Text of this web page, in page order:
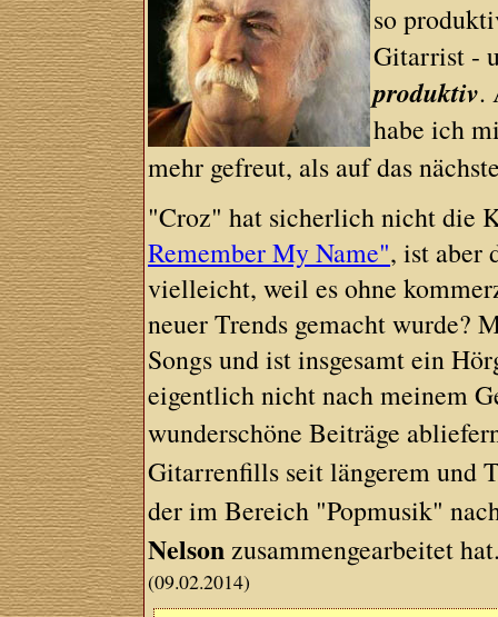
so
Gitarrist -
produktiv.
habe ich
mehr gefreut, als auf das
"Croz" hat sicherlich nicht die
Remember My Name", ist aber
vielleicht, weil es ohne
neuer Trends gemacht wurde?
Songs und ist insgesamt ein
eigentlich nicht nach meinem
wunderschöne Beiträge
Gitarrenfills seit längerem und
der im Bereich "Popmusik"
Nelsonzusammengearbeitet
(09.02.2014)